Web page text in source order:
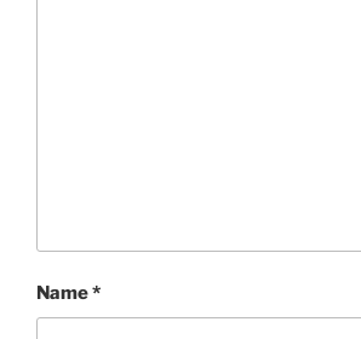
Name*